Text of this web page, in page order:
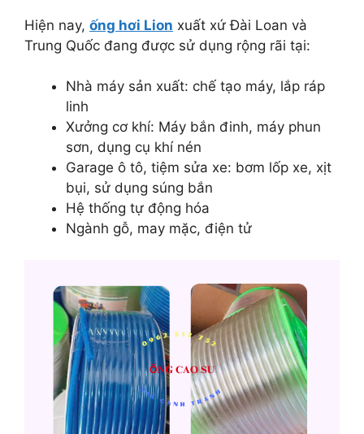
Hiện nay, ống hơi Lion xuất xứ Đài Loan và
Trung Quốc đang được sử dụng rộng rãi tại:
Nhà máy sản xuất: chế tạo máy, lắp ráp
linh
Xưởng cơ khí: Máy bắn đinh, máy phun
sơn, dụng cụ khí nén
Garage ô tô, tiệm sửa xe: bơm lốp xe, xịt
bụi, sử dụng súng bắn
Hệ thống tự động hóa
Ngành gỗ, may mặc, điện tử